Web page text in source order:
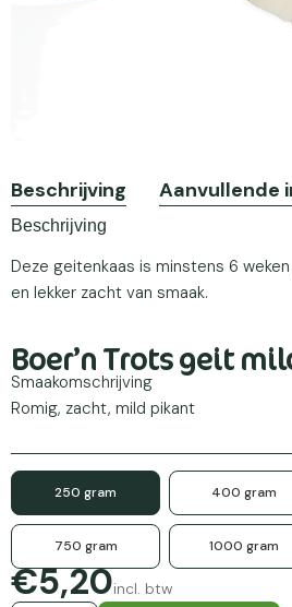
Beschrijving Aanvullende
Beschrijving
Deze geitenkaas is minstens 6
en lekker zacht van smaak.
Boer’n Trots geit
Smaakomschrijving
Romig, zacht, mild pikant
250 gram 400 gram
750 gram 1000 gram
€5,20incl. btw